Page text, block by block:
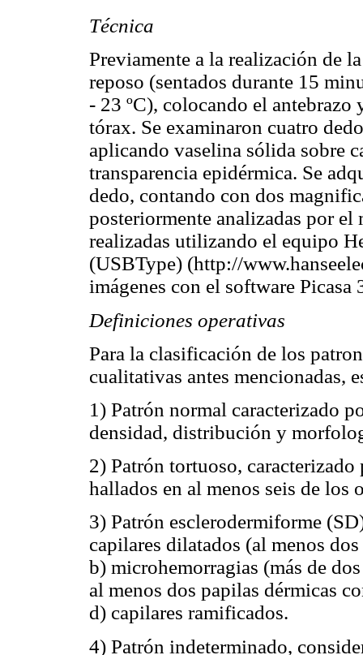
Técnica
Previamente a la realización de
reposo (sentados durante 15
- 23 ºC), colocando el antebrazo
tórax. Se examinaron cuatro
aplicando vaselina sólida sobre
transparencia epidérmica. Se
dedo, contando con dos
posteriormente analizadas por
realizadas utilizando el equipo
(USBType) (http://
imágenes con el software
Definiciones operativas
Para la clasificación de los
cualitativas antes mencionadas,
1) Patrón normal caracterizado
densidad, distribución y
2) Patrón tortuoso,
hallados en al menos seis de los
3) Patrón esclerodermiforme
capilares dilatados (al menos
b) microhemorragias (más de
al menos dos papilas dérmicas
d) capilares ramificados.
4) Patrón indeterminado,